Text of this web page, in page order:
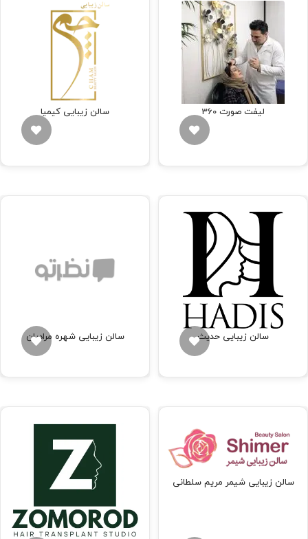
لیفت صورت 360 سالن زیبایی کیمیا
سالن زیبایی حدیث سالن زیبایی شهره مرادیان
سالن زیبایی شیمر مریم سلطانی